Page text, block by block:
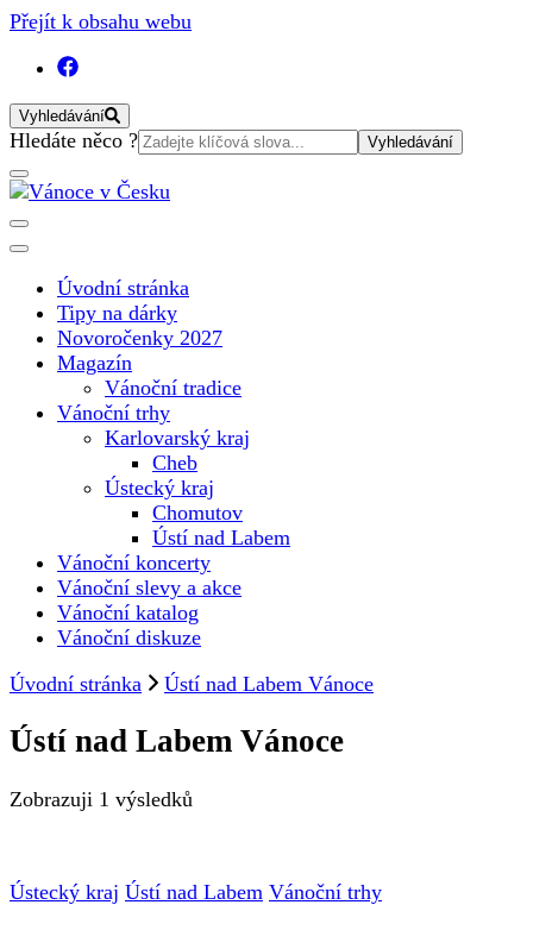
Přejít k obsahu webu
Vyhledávání
Vyhledat:
Hledáte něco ?
Vánoce v Česku
nejkrásnějším svátku v roce v České republice
Úvodní stránka
Tipy na dárky
Novoročenky 2027
Magazín
Vánoční tradice
Vánoční trhy
Karlovarský kraj
Cheb
Ústecký kraj
Chomutov
Ústí nad Labem
Vánoční koncerty
Vánoční slevy a akce
Vánoční katalog
Vánoční diskuze
Úvodní stránka
Ústí nad Labem Vánoce
Ústí nad Labem Vánoce
Zobrazuji 1 výsledků
Ústecký kraj Ústí nad Labem Vánoční trhy